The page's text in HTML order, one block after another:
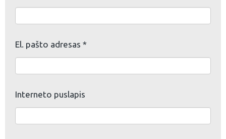
El. pašto adresas *
Interneto puslapis